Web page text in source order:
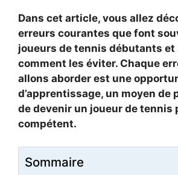
Dans cet article, vous allez
erreurs courantes que font
joueurs de tennis débutants
comment les éviter. Chaque
allons aborder est une
d’apprentissage, un moyen de
de devenir un joueur de tennis
compétent.
Sommaire